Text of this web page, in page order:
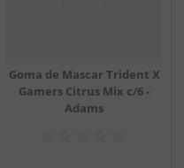
Goma de Mascar Trident X
Gamers Citrus Mix c/6 -
Adams